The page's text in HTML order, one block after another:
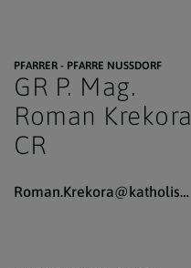
PFARRER - PFARRE NUSSDORF
GR P. Mag.
Roman Krekora
CR
Roman.Krekora@katholischekirche.at